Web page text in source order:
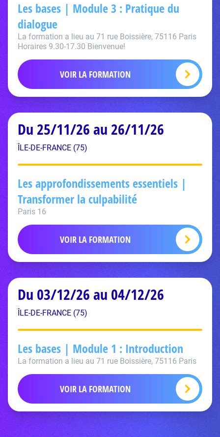
Les bases | Module 3 : Pratique du
dialogue
La formation a lieu au 71 rue Boissière, 75116 Paris
Horaires 9.30-17.30 Bienvenue!
VOIR LA FORMATION
Du 25/11/26 au 26/11/26
ÎLE-DE-FRANCE (75)
Les approfondissements essentiels |
Transformer la culpabilité
Paris 16
VOIR LA FORMATION
Du 03/12/26 au 04/12/26
ÎLE-DE-FRANCE (75)
Les bases | Module 1 : Introduction
La formation a lieu au 71 rue Boissière, 75116 Paris
VOIR LA FORMATION